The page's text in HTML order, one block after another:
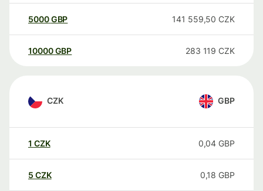
5000GBP 141 559,50 CZK
10000 GBP 283 119 CZK
CZK GBP
1 CZK 0,04 GBP
5 CZK 0,18 GBP